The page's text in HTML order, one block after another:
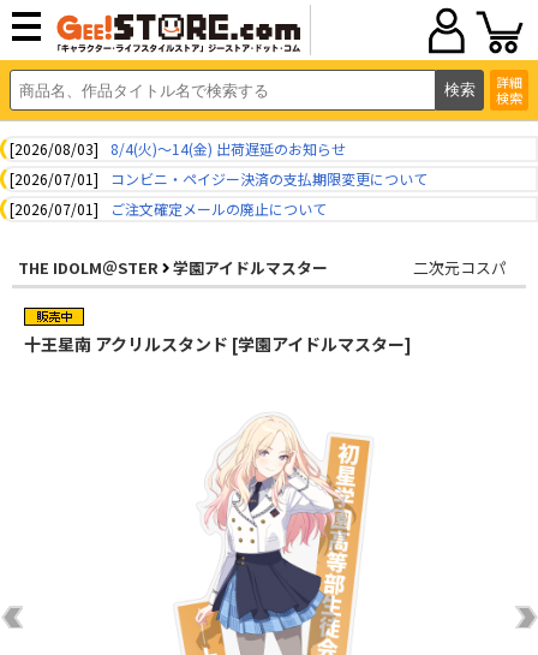
詳細
検索
[2026/08/03]
8/4(火)～14(金) 出荷遅延のお知らせ
[2026/07/01]
コンビニ・ペイジー決済の支払期限変更について
[2026/07/01]
ご注文確定メールの廃止について
THE IDOLM＠STER 学園アイドルマスター 二次元コスパ
十王星南 アクリルスタンド [学園アイドルマスター]